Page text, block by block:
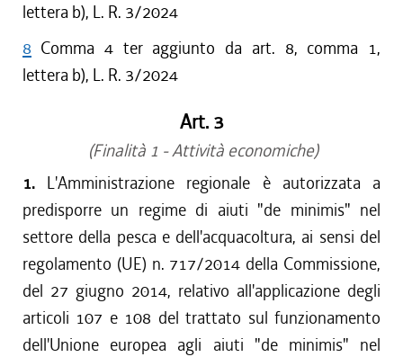
lettera b), L. R. 3/2024
8 Comma 4 ter aggiunto da art. 8, comma 1,
lettera b), L. R. 3/2024
Art. 3
(Finalità 1 - Attività economiche)
1. L'Amministrazione regionale è autorizzata a
predisporre un regime di aiuti "de minimis" nel
settore della pesca e dell'acquacoltura, ai sensi del
regolamento (UE) n. 717/2014 della Commissione,
del 27 giugno 2014, relativo all'applicazione degli
articoli 107 e 108 del trattato sul funzionamento
dell'Unione europea agli aiuti "de minimis" nel